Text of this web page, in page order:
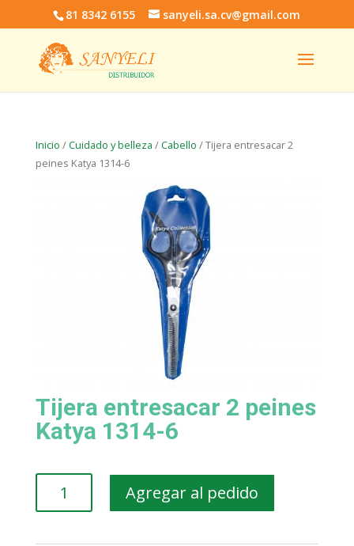
81 8342 6155 sanyeli.sa.cv@gmail.com
Inicio /Cuidado y belleza /Cabello / Tijera entresacar 2
peines Katya 1314-6
Tijera entresacar 2 peines
Katya 1314-6
entresacar
Agregar al pedido